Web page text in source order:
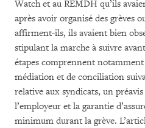
Watch et au REMDH qu’ils
après avoir organisé des grèves
affirment-ils, ils avaient bien
stipulant la marche à suivre
étapes comprennent
médiation et de conciliation
relative aux syndicats, un
l’employeur et la garantie
minimum durant la grève.